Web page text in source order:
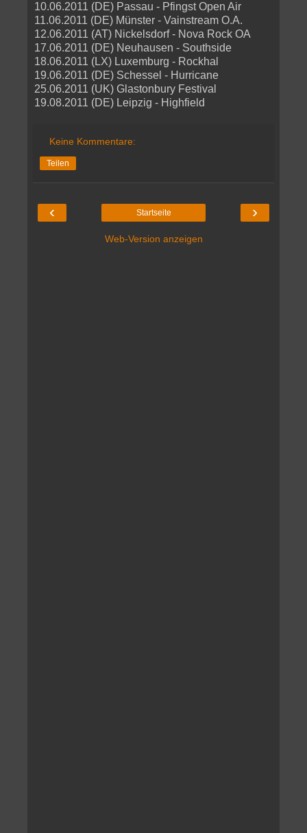
10.06.2011 (DE) Passau - Pfingst Open Air
11.06.2011 (DE) Münster - Vainstream O.A.
12.06.2011 (AT) Nickelsdorf - Nova Rock OA
17.06.2011 (DE) Neuhausen - Southside
18.06.2011 (LX) Luxemburg - Rockhal
19.06.2011 (DE) Schessel - Hurricane
25.06.2011 (UK) Glastonbury Festival
19.08.2011 (DE) Leipzig - Highfield
Keine Kommentare:
Teilen
‹ ›
Startseite
Web-Version anzeigen